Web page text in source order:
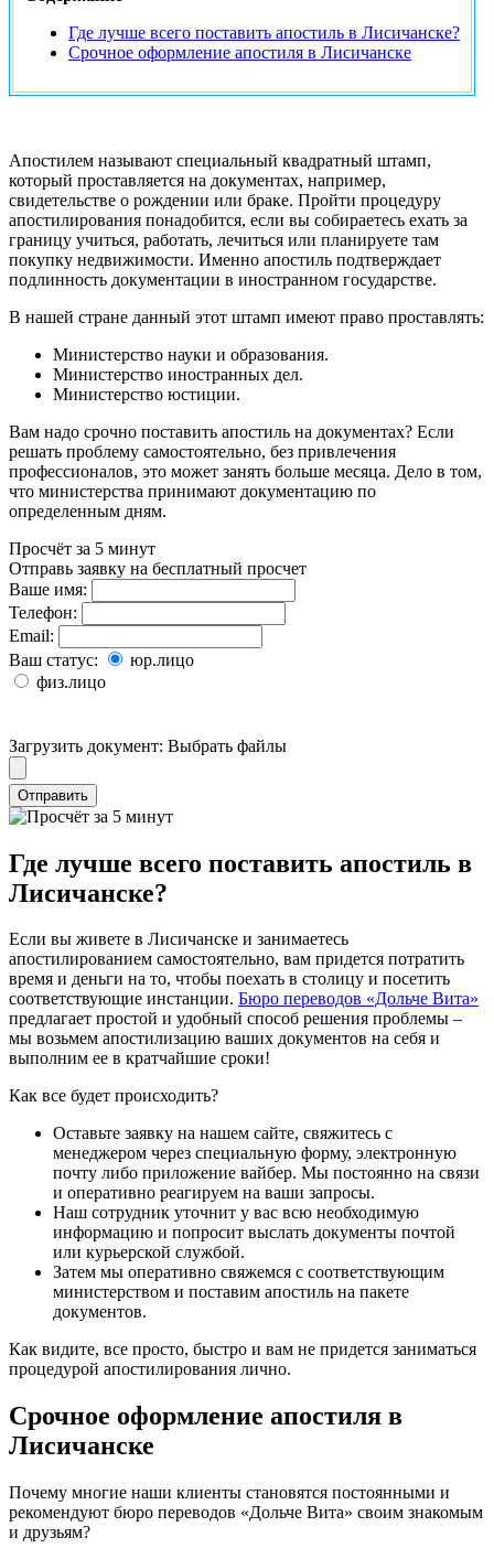
Где лучше всего поставить апостиль в Лисичанске?
Срочное оформление апостиля в Лисичанске
Апостилем называют специальный квадратный штамп,
который проставляется на документах, например,
свидетельстве о рождении или браке. Пройти процедуру
апостилирования понадобится, если вы собираетесь ехать за
границу учиться, работать, лечиться или планируете там
покупку недвижимости. Именно апостиль подтверждает
подлинность документации в иностранном государстве.
В нашей стране данный этот штамп имеют право проставлять:
Министерство науки и образования.
Министерство иностранных дел.
Министерство юстиции.
Вам надо срочно поставить апостиль на документах? Если
решать проблему самостоятельно, без привлечения
профессионалов, это может занять больше месяца. Дело в том,
что министерства принимают документацию по
определенным дням.
Просчёт за 5 минут
Отправь заявку на бесплатный просчет
Ваше имя:
Телефон:
Email:
Ваш статус:
юр.лицо
физ.лицо
Загрузить документ: Выбрать файлы
Отправить
Где лучше всего поставить апостиль в
Лисичанске?
Если вы живете в Лисичанске и занимаетесь
апостилированием самостоятельно, вам придется потратить
время и деньги на то, чтобы поехать в столицу и посетить
соответствующие инстанции. Бюро переводов «Дольче Вита»
предлагает простой и удобный способ решения проблемы –
мы возьмем апостилизацию ваших документов на себя и
выполним ее в кратчайшие сроки!
Как все будет происходить?
Оставьте заявку на нашем сайте, свяжитесь с
менеджером через специальную форму, электронную
почту либо приложение вайбер. Мы постоянно на связи
и оперативно реагируем на ваши запросы.
Наш сотрудник уточнит у вас всю необходимую
информацию и попросит выслать документы почтой
или курьерской службой.
Затем мы оперативно свяжемся с соответствующим
министерством и поставим апостиль на пакете
документов.
Как видите, все просто, быстро и вам не придется заниматься
процедурой апостилирования лично.
Срочное оформление апостиля в
Лисичанске
Почему многие наши клиенты становятся постоянными и
рекомендуют бюро переводов «Дольче Вита» своим знакомым
и друзьям?